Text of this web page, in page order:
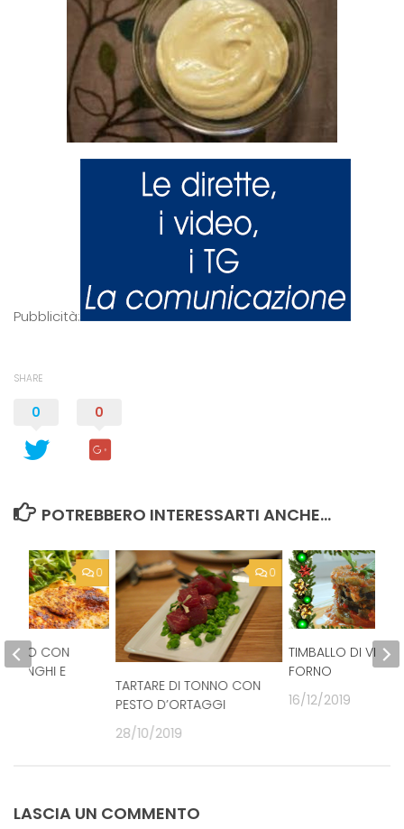
Pubblicità:
SHARE
0 0
POTREBBERO INTERESSARTI ANCHE...
0
TARTARE DI TONNO CON
PESTO D’ORTAGGI
28/10/2019
TIMBALLO DI
FORNO
16/12/2019
0
CON
FUNGHI E
LASCIA UN COMMENTO